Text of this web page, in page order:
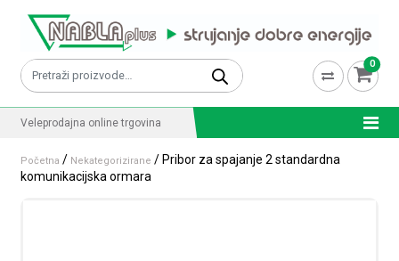
Pretraži: 0
Veleprodajna online trgovina
Početna / Nekategorizirane / Pribor za spajanje 2 standardna
komunikacijska ormara